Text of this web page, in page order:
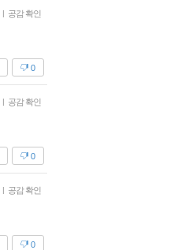
| 공감 확인
0
| 공감 확인
0
| 공감 확인
0